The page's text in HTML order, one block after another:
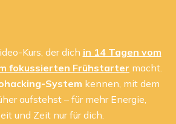
Kurs, der dich in 14 Tagen vom
fokussierten Frühstarter macht.
System kennen, mit dem
aufstehst – für mehr Energie,
und Zeit nur für dich.